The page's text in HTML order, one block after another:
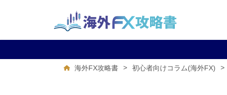
海外FX攻略書 > 初心者向けコラム(海外FX) >